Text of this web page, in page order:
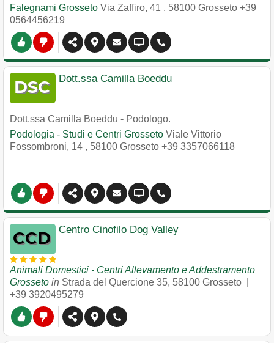
Falegnami Grosseto Via Zaffiro, 41 , 58100 Grosseto +39
0564456219
Dott.ssa Camilla Boeddu
Dott.ssa Camilla Boeddu - Podologo.
Podologia - Studi e Centri Grosseto Viale Vittorio
Fossombroni, 14 , 58100 Grosseto +39 3357066118
Centro Cinofilo Dog Valley
Animali Domestici - Centri Allevamento e Addestramento
Grosseto in Strada del Quercione 35, 58100 Grosseto
+39 3920495279